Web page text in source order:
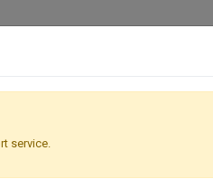
service.